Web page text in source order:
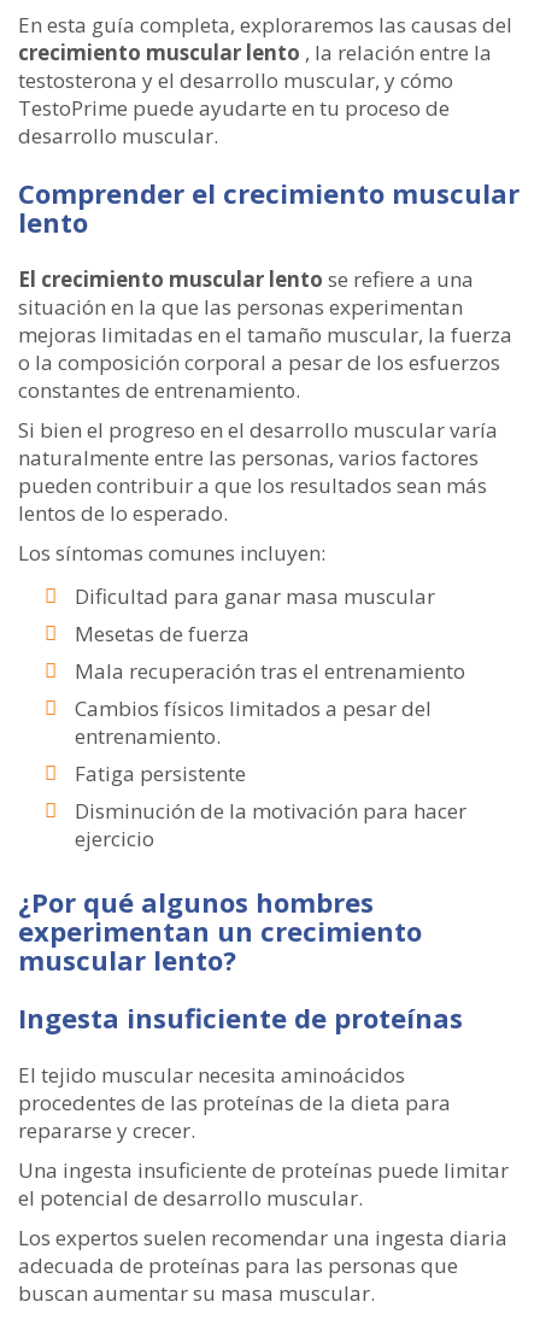
En esta guía completa, exploraremos las causas del
crecimiento muscular lento , la relación entre la
testosterona y el desarrollo muscular, y cómo
TestoPrime puede ayudarte en tu proceso de
desarrollo muscular.
Comprender el crecimiento muscular
lento
El crecimiento muscular lento se refiere a una
situación en la que las personas experimentan
mejoras limitadas en el tamaño muscular, la fuerza
o la composición corporal a pesar de los esfuerzos
constantes de entrenamiento.
Si bien el progreso en el desarrollo muscular varía
naturalmente entre las personas, varios factores
pueden contribuir a que los resultados sean más
lentos de lo esperado.
Los síntomas comunes incluyen:
Dificultad para ganar masa muscular
Mesetas de fuerza
Mala recuperación tras el entrenamiento
Cambios físicos limitados a pesar del
entrenamiento.
Fatiga persistente
Disminución de la motivación para hacer
ejercicio
¿Por qué algunos hombres
experimentan un crecimiento
muscular lento?
Ingesta insuficiente de proteínas
El tejido muscular necesita aminoácidos
procedentes de las proteínas de la dieta para
repararse y crecer.
Una ingesta insuficiente de proteínas puede limitar
el potencial de desarrollo muscular.
Los expertos suelen recomendar una ingesta diaria
adecuada de proteínas para las personas que
buscan aumentar su masa muscular.